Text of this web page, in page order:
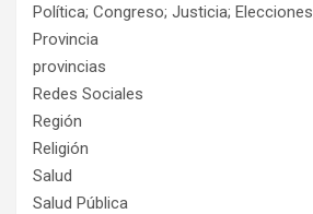
Política; Congreso; Justicia; Elecciones
Provincia
provincias
Redes Sociales
Región
Religión
Salud
Salud Pública